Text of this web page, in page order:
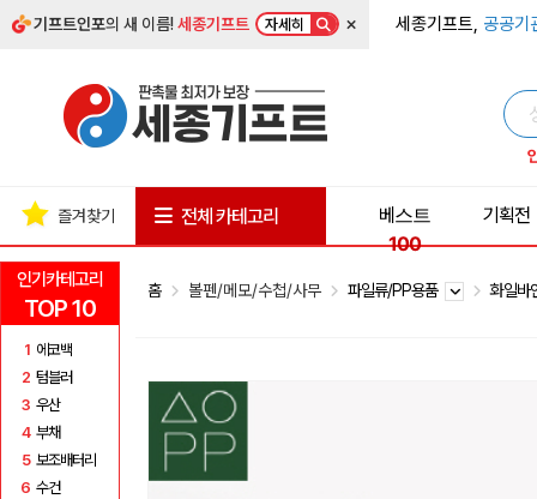
기프트인포의 새 이름!세종기프트 자세히 × 세종기프트, 공공기
인기카테고리
TOP 10
1 에코백
2 텀블러
3 우산
4 부채
5 보조배터리
6 수건
즐겨찾기 전체 카테고리
베스트
100
기획전
홈 볼펜/메모/수첩/사무 파일류/PP용품 화일